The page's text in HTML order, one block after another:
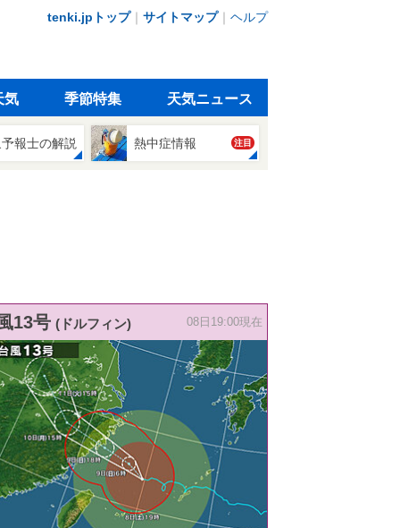
tenki.jpトップ｜ サイトマップ｜ ヘルプ
気 季節特集 天気ニュース
報士の解説 熱中症情報 注目
13号 (ドルフィン) 08日19:00現在